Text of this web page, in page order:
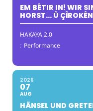
EM BÊTIR IN! WIR
HORST… Û
HAKAYA 2.0
: Performance
2026
07
AUG
HÄNSEL UND